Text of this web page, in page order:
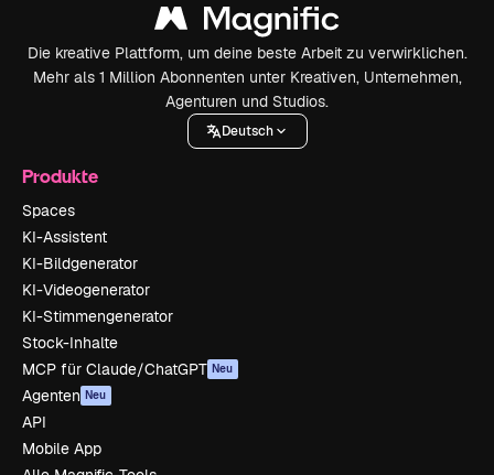
Die kreative Plattform, um deine beste Arbeit zu verwirklichen.
Mehr als 1 Million Abonnenten unter Kreativen, Unternehmen,
Agenturen und Studios.
Deutsch
Produkte
Spaces
KI-Assistent
KI-Bildgenerator
KI-Videogenerator
KI-Stimmengenerator
Stock-Inhalte
MCP für Claude/ChatGPT Neu
Agenten Neu
API
Mobile App